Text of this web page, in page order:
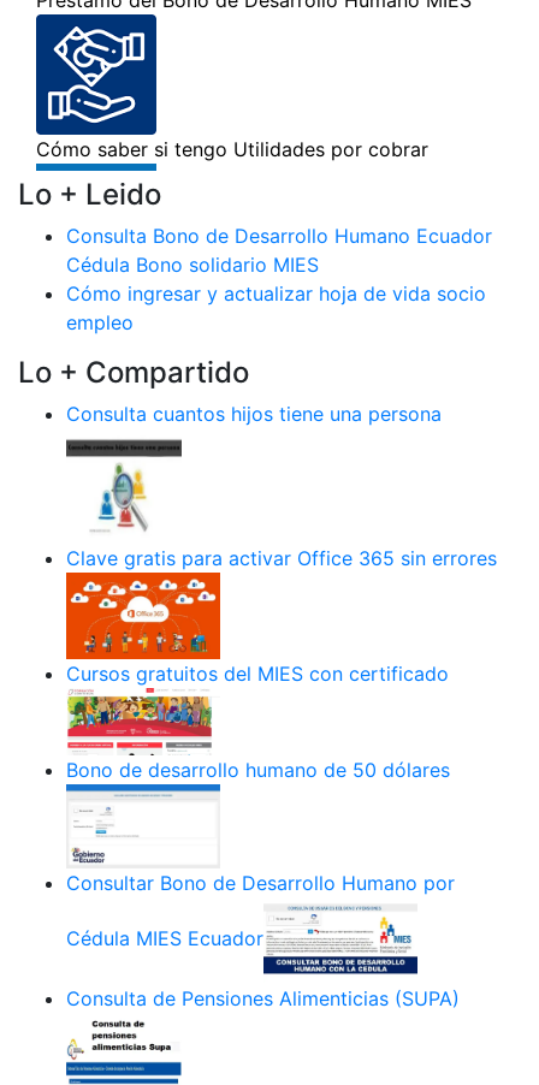
Lo + Leido
Consulta Bono de Desarrollo Humano Ecuador
Cédula Bono solidario MIES
Cómo ingresar y actualizar hoja de vida socio
empleo
Lo + Compartido
Consulta cuantos hijos tiene una persona
Clave gratis para activar Office 365 sin errores
Cursos gratuitos del MIES con certificado
Bono de desarrollo humano de 50 dólares
Consultar Bono de Desarrollo Humano por
Cédula MIES Ecuador
Consulta de Pensiones Alimenticias (SUPA)